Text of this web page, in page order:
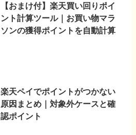
【おまけ付】楽天買い回りポイ
ント計算ツール｜お買い物マラ
ソンの獲得ポイントを自動計算
楽天ペイでポイントがつかない
原因まとめ｜対象外ケースと確
認ポイント